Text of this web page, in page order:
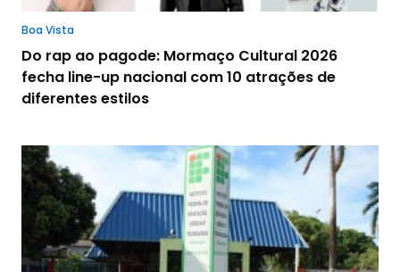
Boa Vista
Do rap ao pagode: Mormaço Cultural 2026
fecha line-up nacional com 10 atrações de
diferentes estilos